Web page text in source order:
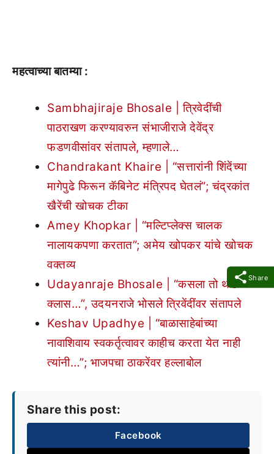
Share
महत्वाच्या बातम्या :
Sambhajiraje Bhosale | त्रिवेदींची
पाठराखण करण्यावरुन संभाजीराजे देवेंद्र
फडणवीसांवर संतापले, म्हणाले…
Chandrakant Khaire | “सत्तारांनी शिंदेंच्या
मागेपुढे फिरून कॅबिनेट मंत्रिपद घेतलं”; चंद्रकांत
खैरेंची खोचक टीका
Amey Khopkar | “मल्टिप्लेक्स चालक
नालायकपणा करतात”; अमेय खोपकर यांचे खोचक
वक्तव्य
Udayanraje Bhosale | “कसला तो थर्ड
क्लास…”, उदयनराजे भोसले त्रिवेंदींवर संतापले
Keshav Upadhye | “बाळासाहेबांच्या
नावाशिवाय स्वकर्तृत्वावर काहीच करता येत नाही
त्यांनी…”; भाजपचा ठाकरेंवर हल्लाबोल
Share this post:
Facebook